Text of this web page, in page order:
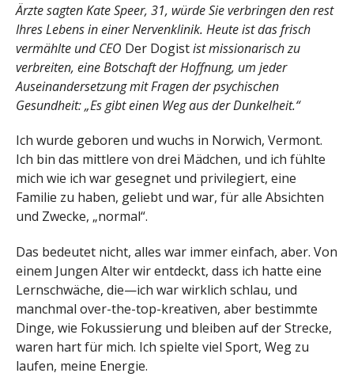
Ärzte sagten Kate Speer, 31, würde Sie verbringen den rest
Ihres Lebens in einer Nervenklinik. Heute ist das frisch
vermählte und CEO Der Dogistist missionarisch zu
verbreiten, eine Botschaft der Hoffnung, um jeder
Auseinandersetzung mit Fragen der psychischen
Gesundheit: „Es gibt einen Weg aus der Dunkelheit.“
Ich wurde geboren und wuchs in Norwich, Vermont.
Ich bin das mittlere von drei Mädchen, und ich fühlte
mich wie ich war gesegnet und privilegiert, eine
Familie zu haben, geliebt und war, für alle Absichten
und Zwecke, „normal“.
Das bedeutet nicht, alles war immer einfach, aber. Von
einem Jungen Alter wir entdeckt, dass ich hatte eine
Lernschwäche, die—ich war wirklich schlau, und
manchmal over-the-top-kreativen, aber bestimmte
Dinge, wie Fokussierung und bleiben auf der Strecke,
waren hart für mich. Ich spielte viel Sport, Weg zu
laufen, meine Energie.